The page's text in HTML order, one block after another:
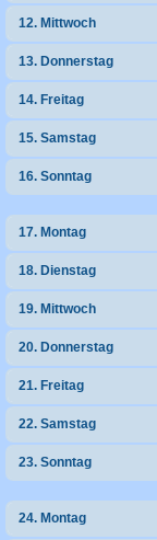
12. Mittwoch
13. Donnerstag
14. Freitag
15. Samstag
16. Sonntag
17. Montag
18. Dienstag
19. Mittwoch
20. Donnerstag
21. Freitag
22. Samstag
23. Sonntag
24. Montag